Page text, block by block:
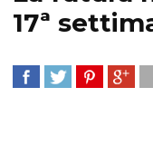
17ª